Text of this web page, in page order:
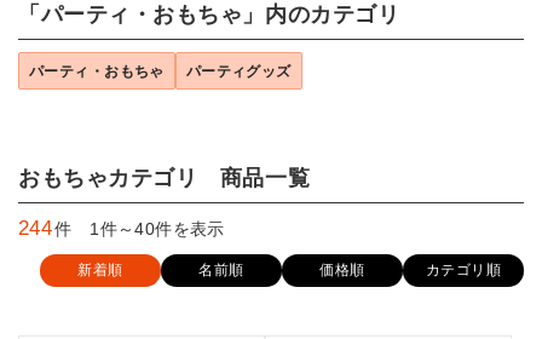
「パーティ・おもちゃ」内のカテゴリ
パーティ・おもちゃ パーティグッズ
おもちゃカテゴリ 商品一覧
244件 1件～40件を表示
新着順 名前順 価格順 カテゴリ順